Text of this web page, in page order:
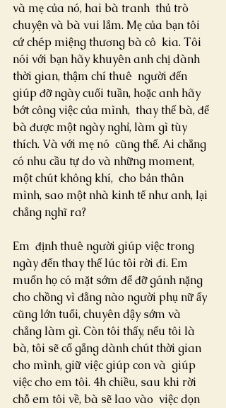
và mẹ của nó, hai bà tranh  thủ trò
chuyện và bà vui lắm. Mẹ của bạn tôi
cứ chép miệng thương bà cô  kia. Tôi
nói với bạn hãy khuyên anh chị dành
thời gian, thậm chí thuê  người đến
giúp đỡ ngày cuối tuần, hoặc anh hãy
bớt công việc của mình,  thay thế bà, để
bà được một ngày nghỉ, làm gì tùy
thích. Và với mẹ nó  cũng thế. Ai chẳng
có nhu cầu tự do và những moment,
một chút không khí,  cho bản thân
mình, sao một nhà kinh tế như anh, lại
chẳng nghĩ ra?
Em  định thuê người giúp việc trong
ngày đến thay thế lúc tôi rời đi. Em
muốn họ có mặt sớm để đỡ gánh nặng
cho chồng vì đằng nào người phụ nữ ấy
cũng lớn tuổi, chuyên dậy sớm và
chẳng làm gì. Còn tôi thấy, nếu tôi là
bà, tôi sẽ cố gắng dành chút thời gian
cho mình, giữ việc giúp con và  giúp
việc cho em tôi. 4h chiều, sau khi rời
chỗ em tôi về, bà sẽ lao vào  việc dọn